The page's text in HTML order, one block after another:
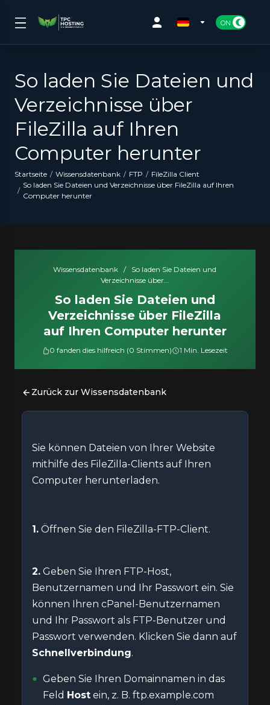
So laden Sie Dateien und
Verzeichnisse über
FileZilla auf Ihren
Computer herunter
Startseite Wissensdatenbank FTP
FileZilla Client
So laden Sie Dateien und Verzeichnisse über FileZilla auf Ihren
Computer herunter
Wissensdatenbank /
So laden Sie Dateien und
Verzeichnisse über...
So laden Sie Dateien und
Verzeichnisse über FileZilla
auf Ihren Computer herunter
0 fanden dies hilfreich (0 Stimmen) 1 Min. Lesezeit
Zurück zur Wissensdatenbank
Sie können Dateien von Ihrer Website
mithilfe des FileZilla-Clients auf Ihren
Computer herunterladen.
1. Öffnen Sie den FileZilla-FTP-Client.
2. Geben Sie Ihren FTP-Host,
Benutzernamen und Ihr Passwort ein. Sie
können Ihren cPanel-Benutzernamen
und Ihr Passwort als FTP-Benutzer und
Passwort verwenden. Klicken Sie dann auf
Schnellverbindung.
Geben Sie Ihren Domainnamen in das
Feld Host ein, z. B. ftp.example.com